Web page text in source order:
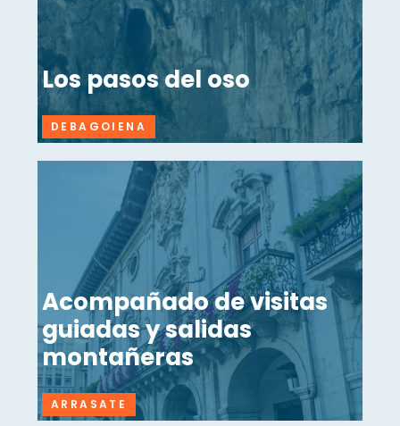
Los pasos del oso
DEBAGOIENA
Acompañado de visitas
guiadas y salidas
montañeras
ARRASATE